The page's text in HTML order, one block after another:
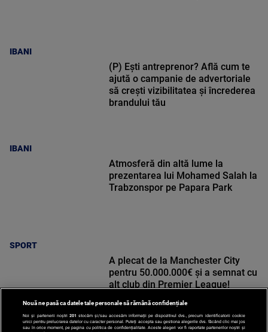
IBANI
IBANI
(P) Ești antreprenor? Află cum te
ajută o campanie de advertoriale
să crești vizibilitatea și încrederea
brandului tău
SPORT
Atmosferă din altă lume la
prezentarea lui Mohamed Salah la
Trabzonspor pe Papara Park
A plecat de la Manchester City
pentru 50.000.000€ și a semnat cu
alt club din Premier League!
Nouă ne pasă ca datele tale personale să rămână confidențiale
Noi și partenerii noștri 201 stocăm și/sau accesăm informații pe dispozitivul dvs., precum identificatorii cookie
unici pentru prelucrarea datelor cu caracter personal. Puteți accepta sau gestiona alegerile dvs. făcând clic mai jos
sau în orice moment, pe pagina cu politica de confidențialitate. Aceste alegeri vor fi raportate partenerilor noștri și